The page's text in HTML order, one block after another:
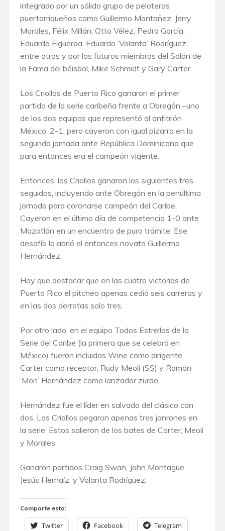
integrado por un sólido grupo de peloteros
puertorriqueños como Guillermo Montañez, Jerry
Morales, Félix Millán, Otto Vélez, Pedro García,
Eduardo Figueroa, Eduardo ‘Volanta’ Rodríguez,
entre otros y por los futuros miembros del Salón de
la Fama del béisbol, Mike Schmidt y Gary Carter.
Los Criollos de Puerto Rico ganaron el primer
partido de la serie caribeña frente a Obregón –uno
de los dos equipos que representó al anfitrión
México, 2-1, pero cayeron con igual pizarra en la
segunda jornada ante República Dominicana que
para entonces era el campeón vigente.
Entonces, los Criollos ganaron los siguientes tres
seguidos, incluyendo ante Obregón en la penúltima
jornada para coronarse campeón del Caribe.
Cayeron en el último día de competencia 1-0 ante
Mazatlán en un encuentro de puro trámite. Ese
desafío lo abrió el entonces novato Guillermo
Hernández.
Hay que destacar que en las cuatro victorias de
Puerto Rico el pitcheo apenas cedió seis carreras y
en las dos derrotas solo tres.
Por otro lado, en el equipo Todos Estrellas de la
Serie del Caribe (la primera que se celebró en
México) fueron incluidos Wine como dirigente,
Carter como receptor, Rudy Meoli (SS) y Ramón
‘Mon’ Hernández como lanzador zurdo.
Hernández fue el líder en salvado del clásico con
dos. Los Criollos pegaron apenas tres jonrones en
la serie. Estos salieron de los bates de Carter, Meoli
y Morales.
Ganaron partidos Craig Swan, John Montague,
Jesús Hernaíz, y Volanta Rodríguez.
Comparte esto:
Twitter Facebook Telegram